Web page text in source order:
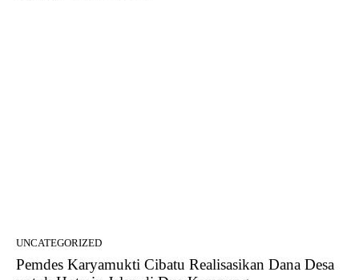
UNCATEGORIZED
Pemdes Karyamukti Cibatu Realisasikan Dana Desa